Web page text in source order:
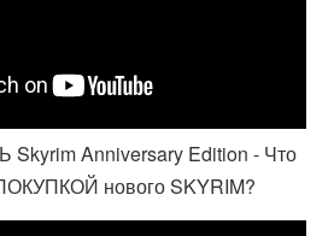
Anniversary Edition - Что
нового SKYRIM?